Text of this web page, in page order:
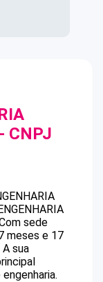
- CNPJ
sede
meses e 17
A sua